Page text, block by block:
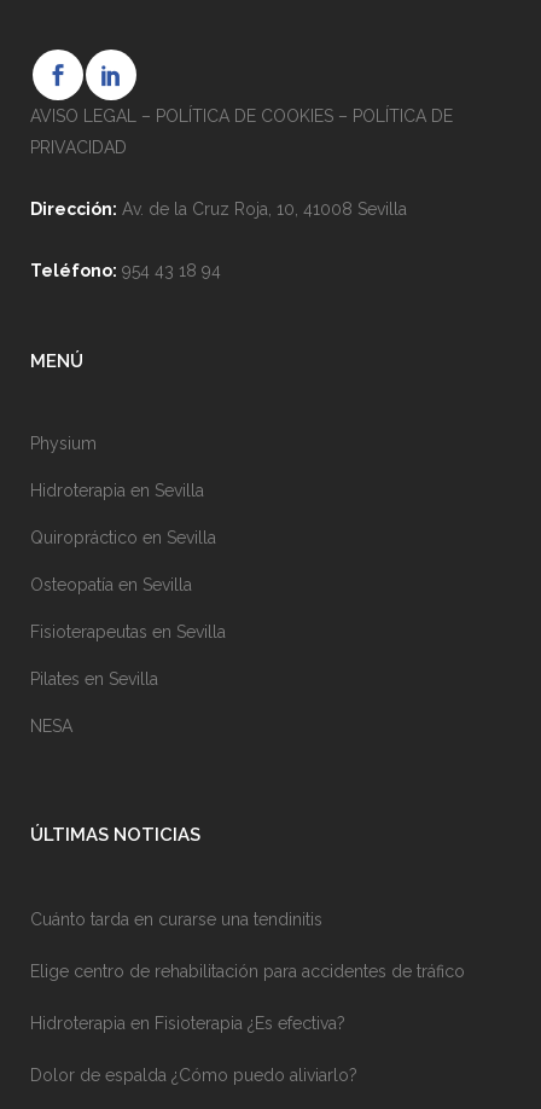
AVISO LEGAL – POLÍTICA DE COOKIES – POLÍTICA DE
PRIVACIDAD
Dirección: Av. de la Cruz Roja, 10, 41008 Sevilla
Teléfono: 954 43 18 94
MENÚ
Physium
Hidroterapia en Sevilla
Quiropráctico en Sevilla
Osteopatía en Sevilla
Fisioterapeutas en Sevilla
Pilates en Sevilla
NESA
ÚLTIMAS NOTICIAS
Cuánto tarda en curarse una tendinitis
Elige centro de rehabilitación para accidentes de tráfico
Hidroterapia en Fisioterapia ¿Es efectiva?
Dolor de espalda ¿Cómo puedo aliviarlo?